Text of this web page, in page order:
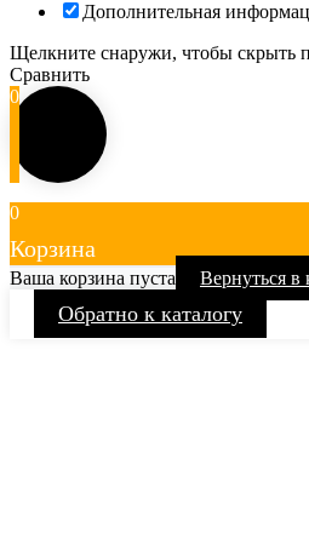
Дополнительная
Щелкните снаружи, чтобы скрыть
Сравнить
0
0
Корзина
Ваша корзина пуста Вернуться в
Обратно к каталогу